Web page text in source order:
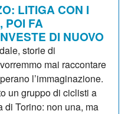
LITIGA CON I
POI FA
DI NUOVO
storie di
mai raccontare
l’immaginazione.
un gruppo di ciclisti a
di Torino: non una, ma